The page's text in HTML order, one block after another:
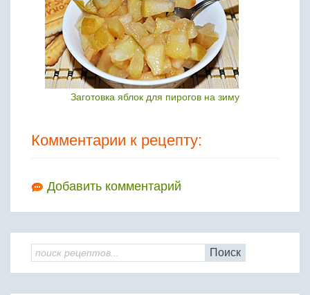
Заготовка яблок для пирогов на зиму
Комментарии к рецепту:
Добавить комментарий
Поиск